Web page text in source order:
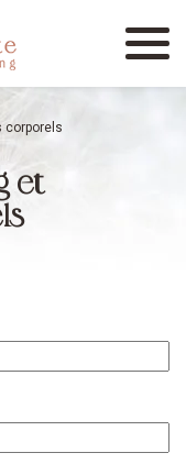
Menu
corporels
et